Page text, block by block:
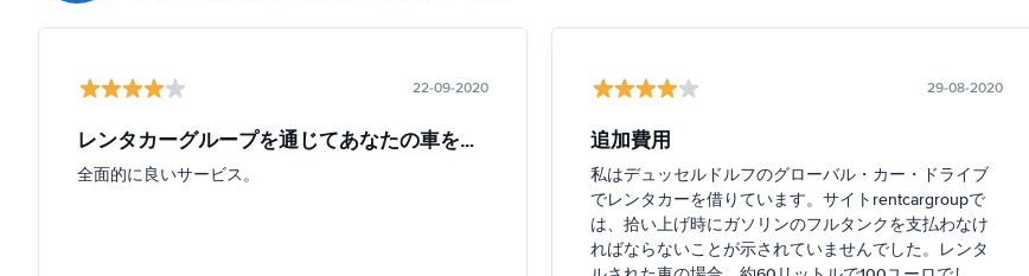
22-09-2020
レンタカーグループを通じてあなたの車を借りる。
全面的に良いサービス。
29-08-2020
追加費用
私はデュッセルドルフのグローバル・カー・ドライブ
でレンタカーを借りています。サイトrentcargroupで
は、拾い上げ時にガソリンのフルタンクを支払わなけ
ればならないことが示されていませんでした。レンタ